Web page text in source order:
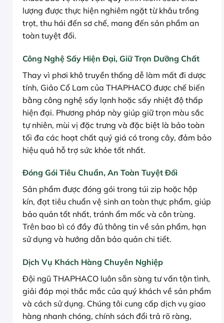
lượng được thực hiện nghiêm ngặt từ khâu trồng
trọt, thu hái đến sơ chế, mang đến sản phẩm an
toàn tuyệt đối.
Công Nghệ Sấy Hiện Đại, Giữ Trọn Dưỡng Chất
Thay vì phơi khô truyền thống dễ làm mất đi dược
tính, Giảo Cổ Lam của THAPHACO được chế biến
bằng công nghệ sấy lạnh hoặc sấy nhiệt độ thấp
hiện đại. Phương pháp này giúp giữ trọn màu sắc
tự nhiên, mùi vị đặc trưng và đặc biệt là bảo toàn
tối đa các hoạt chất quý giá có trong cây, đảm bảo
hiệu quả hỗ trợ sức khỏe tốt nhất.
Đóng Gói Tiêu Chuẩn, An Toàn Tuyệt Đối
Sản phẩm được đóng gói trong túi zip hoặc hộp
kín, đạt tiêu chuẩn vệ sinh an toàn thực phẩm, giúp
bảo quản tốt nhất, tránh ẩm mốc và côn trùng.
Trên bao bì có đầy đủ thông tin về sản phẩm, hạn
sử dụng và hướng dẫn bảo quản chi tiết.
Dịch Vụ Khách Hàng Chuyên Nghiệp
Đội ngũ THAPHACO luôn sẵn sàng tư vấn tận tình,
giải đáp mọi thắc mắc của quý khách về sản phẩm
và cách sử dụng. Chúng tôi cung cấp dịch vụ giao
hàng nhanh chóng, chính sách đổi trả rõ ràng,